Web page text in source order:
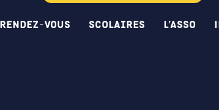
Rendez-vous Scolaires L’asso